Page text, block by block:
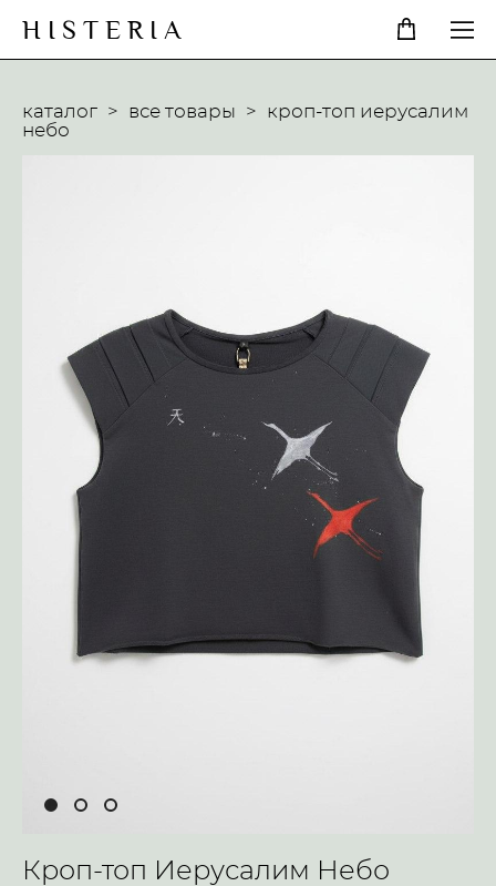
H I S T E R I A
каталог > все товары >
кроп-топ иерусалим
небо
Кроп-топ Иерусалим Небо